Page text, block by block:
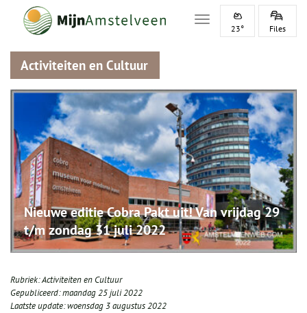
Toggle navigation
23° Files
Activiteiten en Cultuur
Nieuwe editie Cobra Pakt uit! Van vrijdag 29
t/m zondag 31 juli 2022
Rubriek:Activiteiten en Cultuur
Gepubliceerd:maandag 25 juli 2022
Laatste update:woensdag 3 augustus 2022